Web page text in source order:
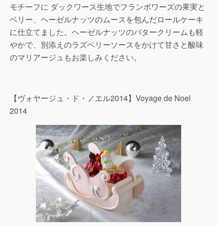
モチーフに ダックワース生地でフランボワーズの果実と
ベリー、ヘーゼルナッツのムースを包んだロールケーキ
に仕立てました。ヘーゼルナッツのバタークリームも軽
やかで、別添えのラズベリーソースをかけて甘さと酸味
のマリアージュもお楽しみください。
【ヴォヤージュ・ド・ノエル2014】Voyage de Noel
2014